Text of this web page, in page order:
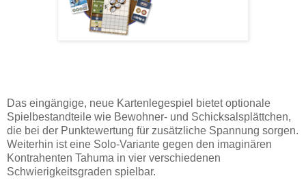
Das eingängige, neue Kartenlegespiel bietet optionale
Spielbestandteile wie Bewohner- und Schicksalsplättchen,
die bei der Punktewertung für zusätzliche Spannung sorgen.
Weiterhin ist eine Solo-Variante gegen den imaginären
Kontrahenten Tahuma in vier verschiedenen
Schwierigkeitsgraden spielbar.